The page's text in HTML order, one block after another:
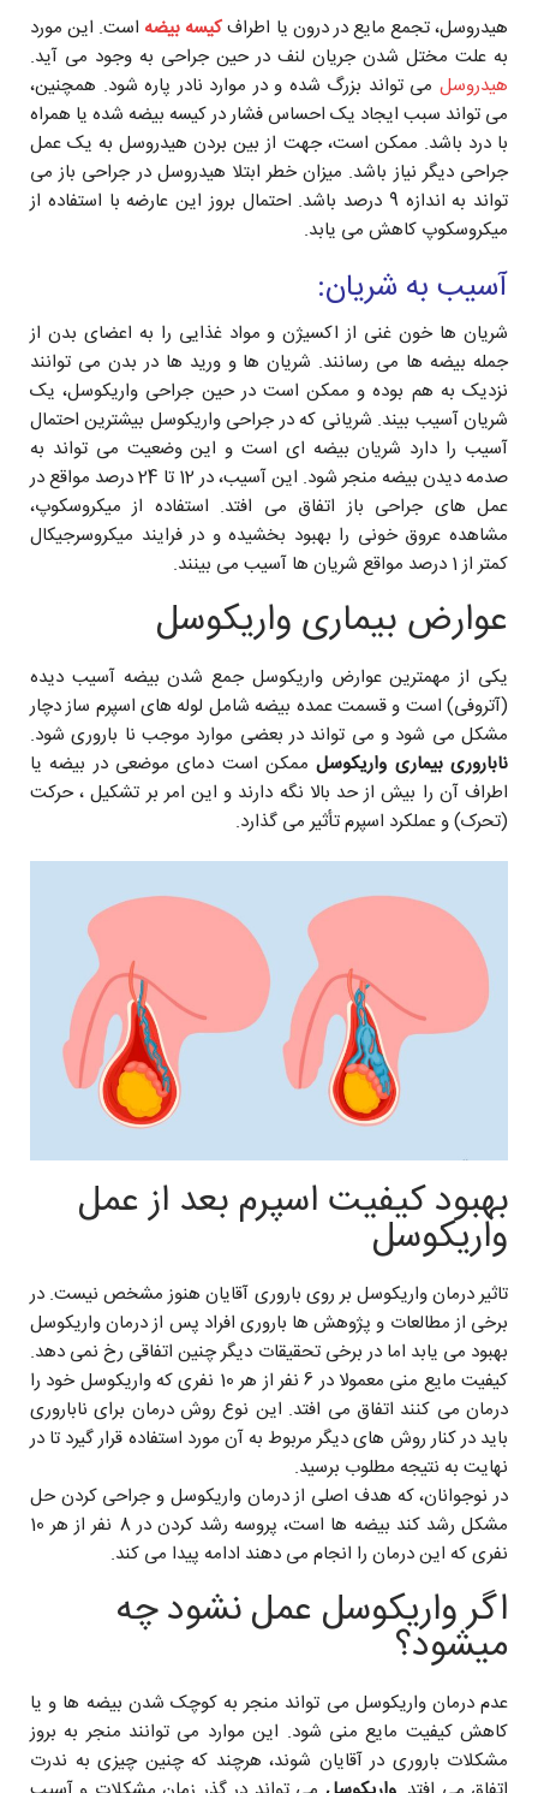
هیدروسل، تجمع مایع در درون یا اطرافکیسه بیضه است. این مورد
به علت مختل شدن جریان لنف در حین جراحی به وجود می آید.
هیدروسل می تواند بزرگ شده و در موارد نادر پاره شود. همچنین،
می تواند سبب ایجاد یک احساس فشار در کیسه بیضه شده یا همراه
با درد باشد. ممکن است، جهت از بین بردن هیدروسل به یک عمل
جراحی دیگر نیاز باشد. میزان خطر ابتلا هیدروسل در جراحی باز می
تواند به اندازه 9 درصد باشد. احتمال بروز این عارضه با استفاده از
میکروسکوپ کاهش می یابد.
آسیب به شریان:
شریان ها خون غنی از اکسیژن و مواد غذایی را به اعضای بدن از
جمله بیضه ها می رسانند. شریان ها و ورید ها در بدن می توانند
نزدیک به هم بوده و ممکن است در حین جراحی واریکوسل، یک
شریان آسیب بیند. شریانی که در جراحی واریکوسل بیشترین احتمال
آسیب را دارد شریان بیضه ای است و این وضعیت می تواند به
صدمه دیدن بیضه منجر شود. این آسیب، در 12 تا 24 درصد مواقع در
عمل های جراحی باز اتفاق می افتد. استفاده از میکروسکوپ،
مشاهده عروق خونی را بهبود بخشیده و در فرایند میکروسرجیکال
کمتر از 1 درصد مواقع شریان ها آسیب می بینند.
عوارض بیماری واریکوسل
یکی از مهمترین عوارض واریکوسل جمع شدن بیضه آسیب دیده
(آتروفی) است و قسمت عمده بیضه شامل لوله های اسپرم ساز دچار
مشکل می شود و می تواند در بعضی موارد موجب نا باروری شود.
ناباروری بیماری واریکوسلممکن است دمای موضعی در بیضه یا
اطراف آن را بیش از حد بالا نگه دارند و این امر بر تشکیل ، حرکت
(تحرک) و عملکرد اسپرم تأثیر می گذارد.
بهبود کیفیت اسپرم بعد از عمل
واریکوسل
تاثیر درمان واریکوسل بر روی باروری آقایان هنوز مشخص نیست. در
برخی از مطالعات و پژوهش ها باروری افراد پس از درمان واریکوسل
بهبود می یابد اما در برخی تحقیقات دیگر چنین اتفاقی رخ نمی دهد.
کیفیت مایع منی معمولا در 6 نفر از هر 10 نفری که واریکوسل خود را
درمان می کنند اتفاق می افتد. این نوع روش درمان برای ناباروری
باید در کنار روش های دیگر مربوط به آن مورد استفاده قرار گیرد تا در
نهایت به نتیجه مطلوب برسید.
در نوجوانان، که هدف اصلی از درمان واریکوسل و جراحی کردن حل
مشکل رشد کند بیضه ها است، پروسه رشد کردن در 8 نفر از هر 10
نفری که این درمان را انجام می دهند ادامه پیدا می کند.
اگر واریکوسل عمل نشود چه
میشود؟
عدم درمان واریکوسل می تواند منجر به کوچک شدن بیضه ها و یا
کاهش کیفیت مایع منی شود. این موارد می توانند منجر به بروز
مشکلات باروری در آقایان شوند، هرچند که چنین چیزی به ندرت